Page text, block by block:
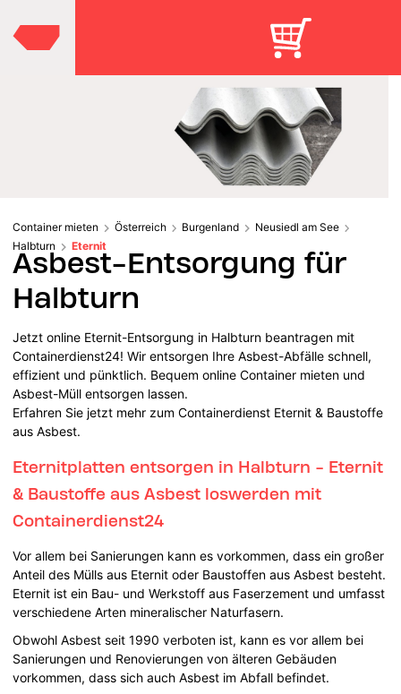
Container mieten Österreich Burgenland
Neusiedl am See
Halbturn
Eternit
Asbest-Entsorgung für
Halbturn
Jetzt online Eternit-Entsorgung in Halbturn beantragen mit
Containerdienst24! Wir entsorgen Ihre Asbest-Abfälle schnell,
effizient und pünktlich. Bequem online Container mieten und
Asbest-Müll entsorgen lassen.
Erfahren Sie jetzt mehr zum Containerdienst Eternit & Baustoffe
aus Asbest.
Eternitplatten entsorgen in Halbturn - Eternit
& Baustoffe aus Asbest loswerden mit
Containerdienst24
Vor allem bei Sanierungen kann es vorkommen, dass ein großer
Anteil des Mülls aus Eternit oder Baustoffen aus Asbest besteht.
Eternit ist ein Bau- und Werkstoff aus Faserzement und umfasst
verschiedene Arten mineralischer Naturfasern.
Obwohl Asbest seit 1990 verboten ist, kann es vor allem bei
Sanierungen und Renovierungen von älteren Gebäuden
vorkommen, dass sich auch Asbest im Abfall befindet.